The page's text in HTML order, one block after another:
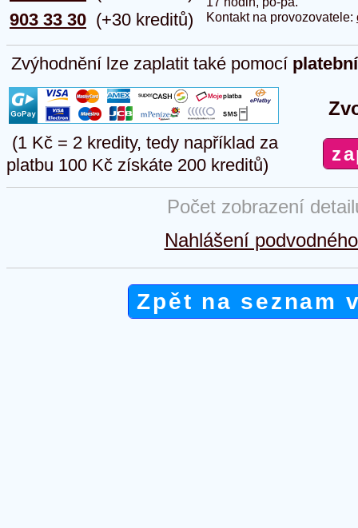
903 33 30 (+30 kreditů)
Kontakt na provozovatele:
Zvýhodnění lze zaplatit také pomocí
(1 Kč = 2 kredity, tedy například za
platbu 100 Kč získáte 200 kreditů)
Počet zobrazení
Nahlášení
Zpět na seznam